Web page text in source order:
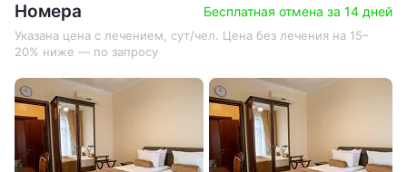
внутривенное лазерное облучение крови (ВЛОК)
Отделение классического массажа, роликовый
и термовибромассаж, детензор-терапия (мягкое
Отдых и лечение детей с 4-х лет. Ведет прием
врач-терапевт, есть специализированная детская
программа лечения. Открытая детская площадка
на территории
Номера Бесплатная отмена за 14 дней
Указана цена с лечением, сут/чел. Цена без лечения на 15–
20% ниже — по запросу